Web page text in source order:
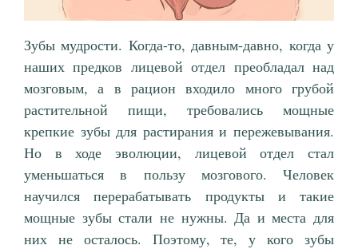
Зубы мудрости. Когда-то, давным-давно, когда у
наших предков лицевой отдел преобладал над
мозговым, а в рацион входило много грубой
растительной пищи, требовались мощные
крепкие зубы для растирания и пережевывания.
Но в ходе эволюции, лицевой отдел стал
уменьшаться в пользу мозгового. Человек
научился перерабатывать продукты и такие
мощные зубы стали не нужны. Да и места для
них не осталось. Поэтому, те, у кого зубы